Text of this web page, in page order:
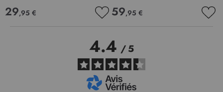
29,95 €
MA
LISTE
D’ENVIE
59,95 €
4.4/5